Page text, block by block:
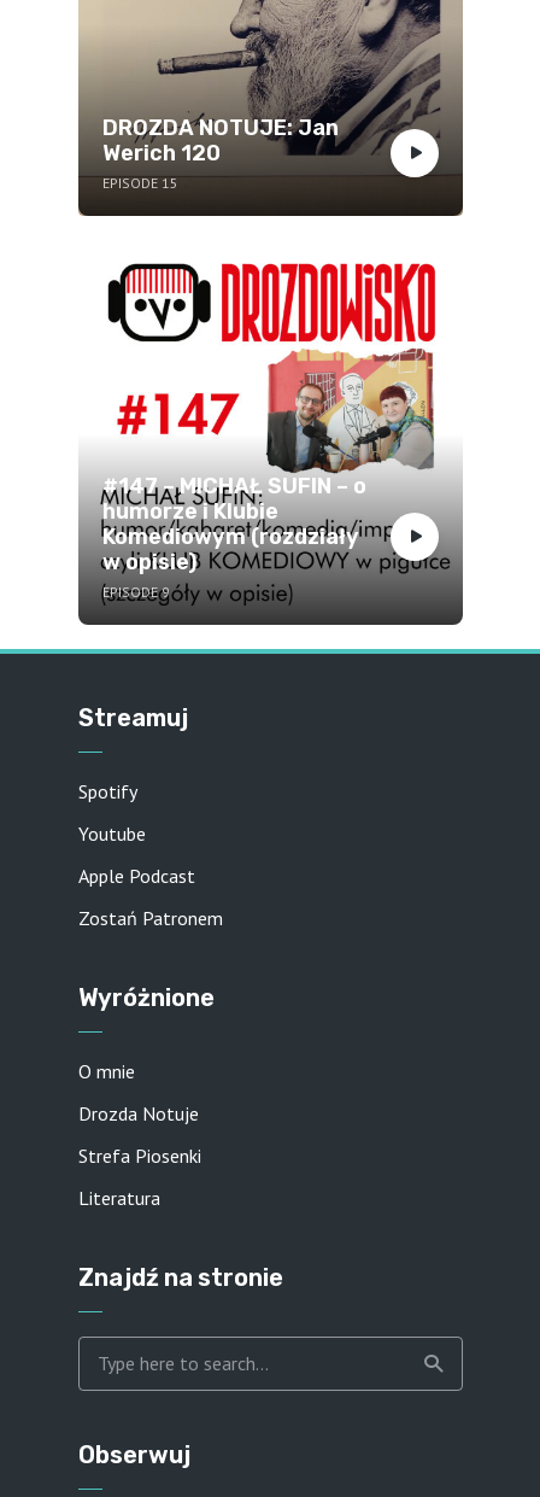
DROZDA NOTUJE: Jan
Werich 120
EPISODE 15
#147 – MICHAŁ SUFIN – o
humorze i Klubie
Komediowym (rozdziały
w opisie)
EPISODE 9
Streamuj
Spotify
Youtube
Apple Podcast
Zostań Patronem
Wyróżnione
O mnie
Drozda Notuje
Strefa Piosenki
Literatura
Znajdź na stronie
Obserwuj